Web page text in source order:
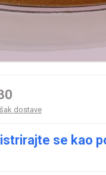
dostave
se kao